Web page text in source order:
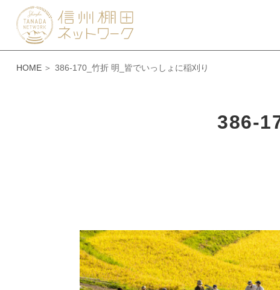
HOME 386-170_竹折 明_皆でいっしょに稲刈り
386-